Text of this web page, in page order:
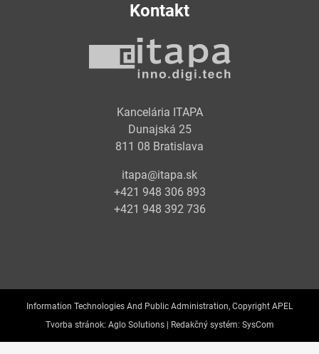
Kontakt
Kancelária ITAPA
Dunajská 25
811 08 Bratislava
itapa@itapa.sk
+421 948 306 893
+421 948 392 736
Information Technologies And Public Administration, Copyright APEL
Tvorba stránok: Aglo Solutions | Redakčný systém: SysCom